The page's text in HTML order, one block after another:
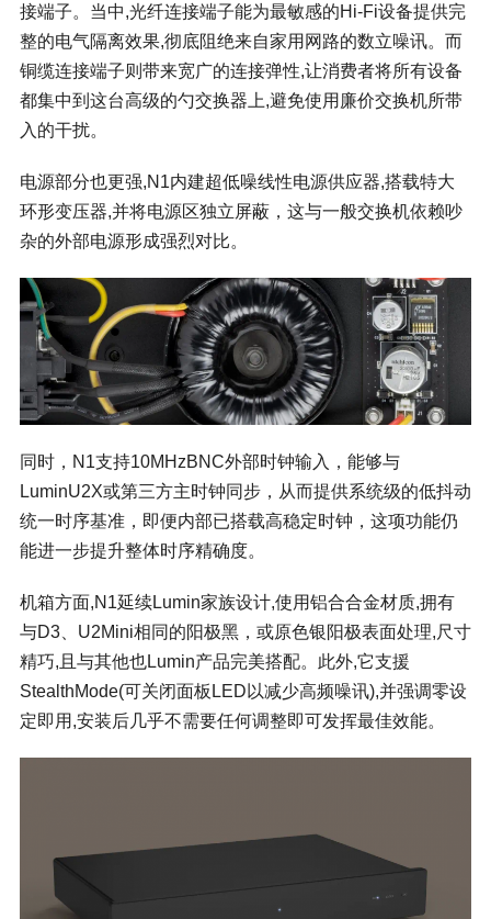
接端子。当中,光纤连接端子能为最敏感的Hi-Fi设备提供完
整的电气隔离效果,彻底阻绝来自家用网路的数立噪讯。而
铜缆连接端子则带来宽广的连接弹性,让消费者将所有设备
都集中到这台高级的勺交换器上,避免使用廉价交换机所带
入的干扰。
电源部分也更强,N1内建超低噪线性电源供应器,搭载特大
环形变压器,并将电源区独立屏蔽，这与一般交换机依赖吵
杂的外部电源形成强烈对比。
同时，N1支持10MHzBNC外部时钟输入，能够与
LuminU2X或第三方主时钟同步，从而提供系统级的低抖动
统一时序基准，即便内部已搭载高稳定时钟，这项功能仍
能进一步提升整体时序精确度。
机箱方面,N1延续Lumin家族设计,使用铝合合金材质,拥有
与D3、U2Mini相同的阳极黑，或原色银阳极表面处理,尺寸
精巧,且与其他也Lumin产品完美搭配。此外,它支援
StealthMode(可关闭面板LED以减少高频噪讯),并强调零设
定即用,安装后几乎不需要任何调整即可发挥最佳效能。